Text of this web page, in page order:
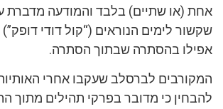
אחת (או שתיים) בלבד והמודעה מדברת
שקשור לימים הנוראים (“קול דודי
אפילו בהסתרה שבתוך הסתרה.
המקורבים לברסלב שעקבו אחרי האותיות
להבחין כי מדובר בפרקי תהילים מתוך